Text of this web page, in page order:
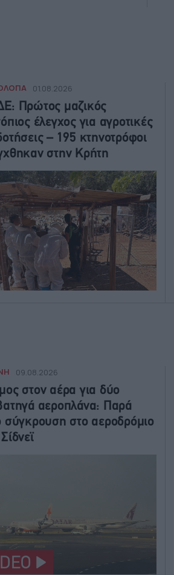
01.08.2026
Πρώτος μαζικός
έλεγχος για αγροτικές
– 195 κτηνοτρόφοι
στην Κρήτη
09.08.2026
στον αέρα για δύο
αεροπλάνα: Παρά
σύγκρουση στο αεροδρόμιο